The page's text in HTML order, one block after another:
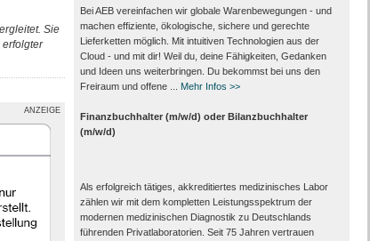
Sie
ANZEIGE
Bei AEB vereinfachen wir globale Warenbewegungen - und
machen effiziente, ökologische, sichere und gerechte
Lieferketten möglich. Mit intuitiven Technologien aus der
Cloud - und mit dir! Weil du, deine Fähigkeiten, Gedanken
und Ideen uns weiterbringen. Du bekommst bei uns den
Freiraum und offene ...
Mehr Infos >>
Finanzbuchhalter (m/w/d) oder Bilanzbuchhalter
(m/w/d)
Als erfolgreich tätiges, akkreditiertes medizinisches Labor
zählen wir mit dem kompletten Leistungs­spektrum der
modernen medizinischen Diagnostik zu Deutschlands
führenden Privat­laboratorien. Seit 75 Jahren vertrauen